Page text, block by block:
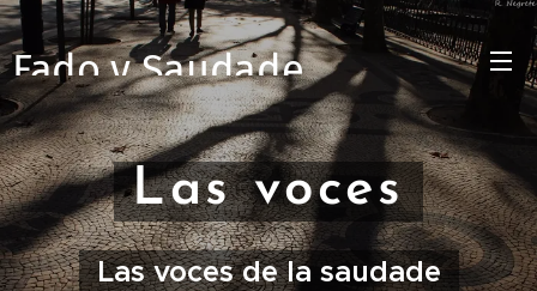
Fado y Saudade
Las voces
Las voces de la saudade